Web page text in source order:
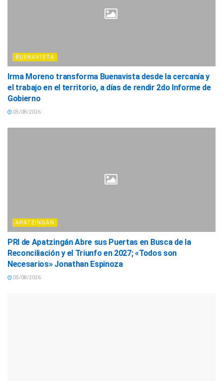
BUENAVISTA
Irma Moreno transforma Buenavista desde la cercanía y
el trabajo en el territorio, a días de rendir 2do Informe de
Gobierno
05/08/2026
APATZINGÁN
PRI de Apatzingán Abre sus Puertas en Busca de la
Reconciliación y el Triunfo en 2027; «Todos son
Necesarios» Jonathan Espinoza
05/08/2026